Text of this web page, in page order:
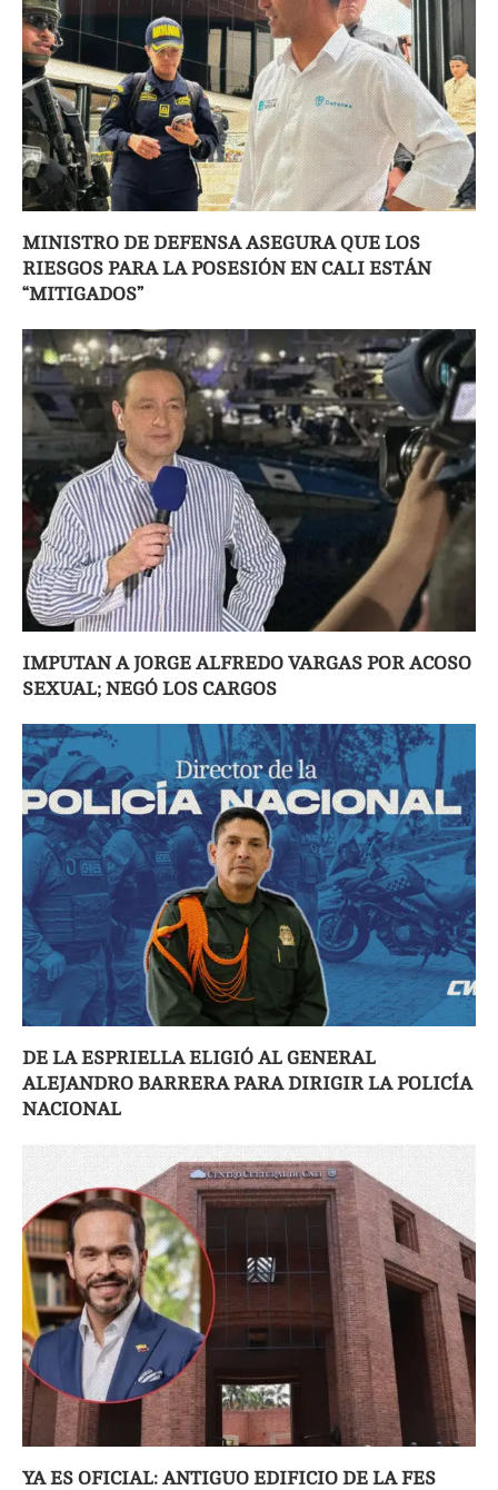
MINISTRO DE DEFENSA ASEGURA QUE LOS
RIESGOS PARA LA POSESIÓN EN CALI ESTÁN
“MITIGADOS”
IMPUTAN A JORGE ALFREDO VARGAS POR ACOSO
SEXUAL; NEGÓ LOS CARGOS
DE LA ESPRIELLA ELIGIÓ AL GENERAL
ALEJANDRO BARRERA PARA DIRIGIR LA POLICÍA
NACIONAL
YA ES OFICIAL: ANTIGUO EDIFICIO DE LA FES